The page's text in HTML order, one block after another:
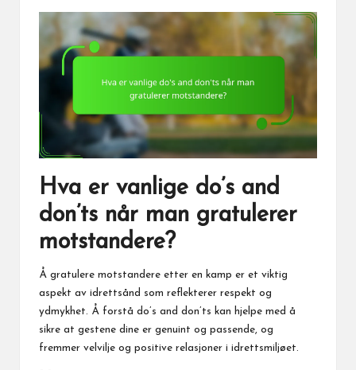
Hva er vanlige do’s and
don’ts når man gratulerer
motstandere?
Å gratulere motstandere etter en kamp er et viktig
aspekt av idrettsånd som reflekterer respekt og
ydmykhet. Å forstå do’s and don’ts kan hjelpe med å
sikre at gestene dine er genuint og passende, og
fremmer velvilje og positive relasjoner i idrettsmiljøet.